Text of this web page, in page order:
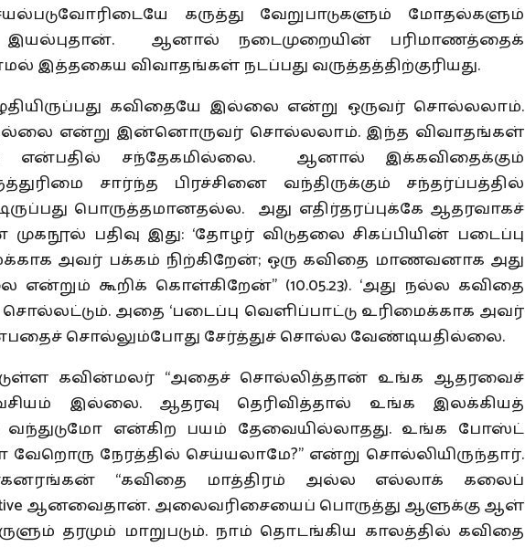
கருத்து வேறுபாடுகளும் மோதல்களும்
இயல்புதான். ஆனால் நடைமுறையின் பரிமாணத்தைக்
விவாதங்கள் நடப்பது வருத்தத்திற்குரியது.
கவிதையே இல்லை என்று ஒருவர் சொல்லலாம்.
என்று இன்னொருவர் சொல்லலாம். இந்த விவாதங்கள்
என்பதில் சந்தேகமில்லை. ஆனால் இக்கவிதைக்கும்
சார்ந்த பிரச்சினை வந்திருக்கும் சந்தர்ப்பத்தில்
பொருத்தமானதல்ல. அது எதிர்தரப்புக்கே ஆதரவாகச்
பதிவு இது: ‘தோழர் விடுதலை சிகப்பியின் படைப்பு
அவர் பக்கம் நிற்கிறேன்; ஒரு கவிதை மாணவனாக அது
கூறிக் கொள்கிறேன்” (10.05.23). ‘அது நல்ல கவிதை
அதை ‘படைப்பு வெளிப்பாட்டு உரிமைக்காக அவர்
சொல்லும்போது சேர்த்துச் சொல்ல வேண்டியதில்லை.
கவின்மலர் “அதைச் சொல்லித்தான் உங்க ஆதரவைச்
இல்லை. ஆதரவு தெரிவித்தால் உங்க இலக்கியத்
வந்துடுமோ என்கிற பயம் தேவையில்லாதது. உங்க போஸ்ட்
வேறொரு நேரத்தில் செய்யலாமே?” என்று சொல்லியிருந்தார்.
“கவிதை மாத்திரம் அல்ல எல்லாக் கலைப்
ஆனவைதான். அலைவரிசையைப் பொருத்து ஆளுக்கு ஆள்
தரமும் மாறுபடும். நாம் தொடங்கிய காலத்தில் கவிதை